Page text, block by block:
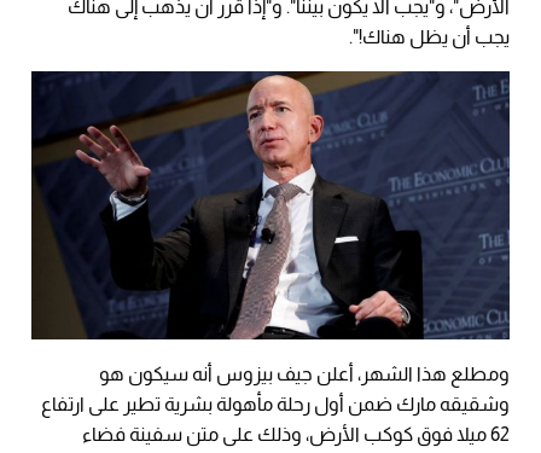
الأرض"، و"يجب ألا يكون بيننا". و"إذا قرر أن يذهب إلى هناك
يجب أن يظل هناك!".
ومطلع هذا الشهر، أعلن جيف بيزوس أنه سيكون هو
وشقيقه مارك ضمن أول رحلة مأهولة بشرية تطير على ارتفاع
62 ميلا فوق كوكب الأرض، وذلك على متن سفينة فضاء